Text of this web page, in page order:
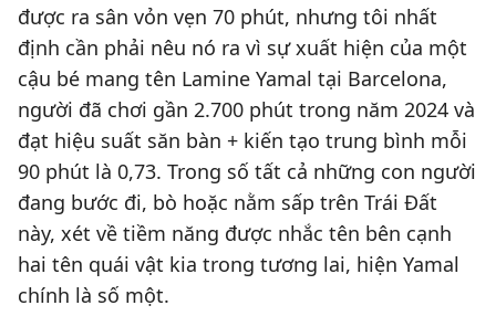
được ra sân vỏn vẹn 70 phút, nhưng tôi nhất
định cần phải nêu nó ra vì sự xuất hiện của một
cậu bé mang tên Lamine Yamal tại Barcelona,
người đã chơi gần 2.700 phút trong năm 2024 và
đạt hiệu suất săn bàn + kiến tạo trung bình mỗi
90 phút là 0,73. Trong số tất cả những con người
đang bước đi, bò hoặc nằm sấp trên Trái Đất
này, xét về tiềm năng được nhắc tên bên cạnh
hai tên quái vật kia trong tương lai, hiện Yamal
chính là số một.